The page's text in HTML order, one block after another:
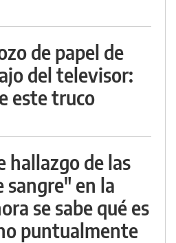
de papel de
del televisor:
este truco
hallazgo de las
sangre" en la
se sabe qué es
puntualmente